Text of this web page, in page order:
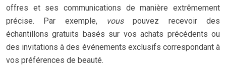
offres et ses communications de manière extrêmement
précise. Par exemple,
vouspouvez recevoir des
échantillons gratuits basés sur vos achats précédents ou
des invitations à des événements exclusifs correspondant à
vos préférences de beauté.